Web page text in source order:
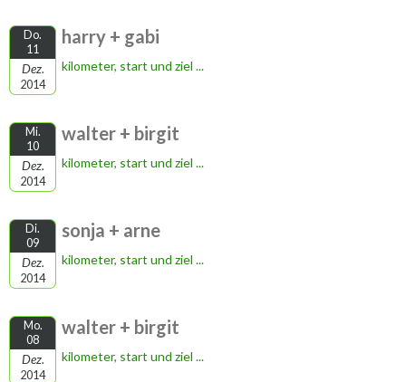
Do.
11
Dez.
2014
harry + gabi
kilometer, start und ziel ...
Mi.
10
Dez.
2014
walter + birgit
kilometer, start und ziel ...
Di.
09
Dez.
2014
sonja + arne
kilometer, start und ziel ...
Mo.
08
Dez.
2014
walter + birgit
kilometer, start und ziel ...